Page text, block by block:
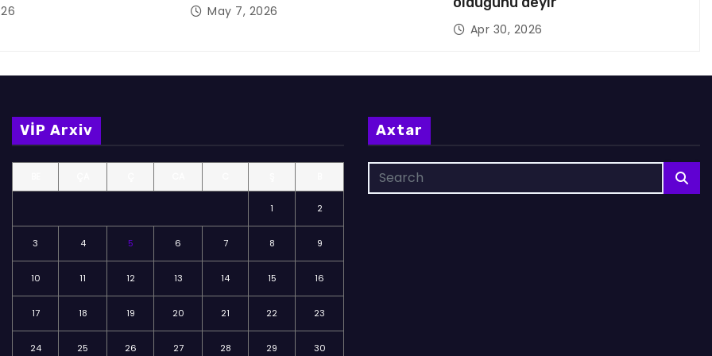
May 7, 2026
Apr 30, 2026
VİP Arxiv
1 2
3 4 5 6 7 8 9
10 11 12 13 14 15 16
17 18 19 20 21 22 23
24 25 26 27 28 29 30
Axtar